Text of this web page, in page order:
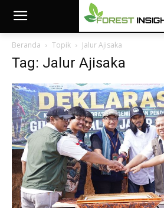
Beranda Topik Jalur Ajisaka
Tag: Jalur Ajisaka